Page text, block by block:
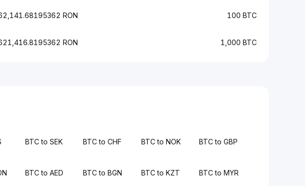
RON 100 BTC
RON 1,000 BTC
BTC to SEK BTC to CHF BTC to NOK BTC to GBP
BTC to AED BTC to BGN BTC to KZT BTC to MYR